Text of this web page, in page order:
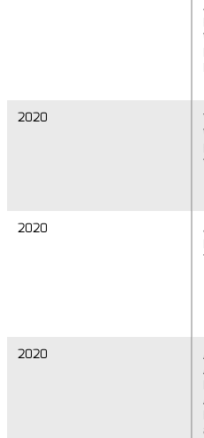
2020
2020
2020
2020
2020
2020